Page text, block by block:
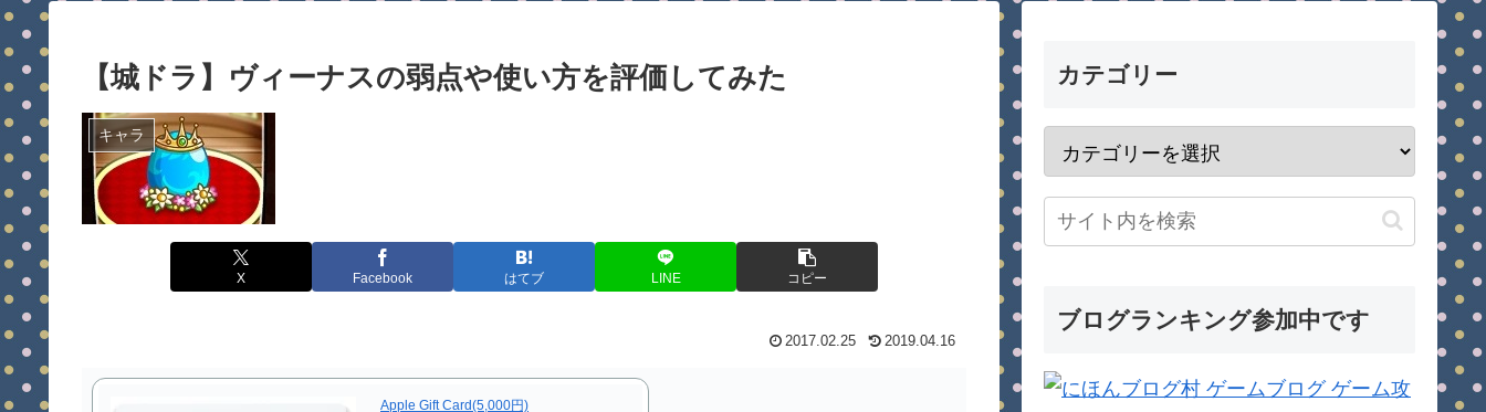
【城ドラ】ヴィーナスの弱点や使い方を評価してみた
キャラ
X Facebook はてブ LINE コピー
2017.02.25 2019.04.16
Apple Gift Card(5,000円)
カテゴリー
ブログランキング参加中です